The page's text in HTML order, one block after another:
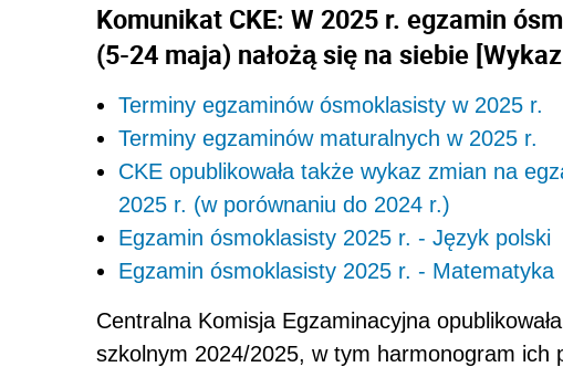
Komunikat CKE: W 2025 r. egzamin
(5-24 maja) nałożą się na siebie
Terminy egzaminów ósmoklasisty w 2025 r.
Terminy egzaminów maturalnych w 2025 r.
CKE opublikowała także wykaz zmian na
2025 r. (w porównaniu do 2024 r.)
Egzamin ósmoklasisty 2025 r. - Język polski
Egzamin ósmoklasisty 2025 r. - Matematyka
Centralna Komisja Egzaminacyjna
szkolnym 2024/2025, w tym harmonogram ich